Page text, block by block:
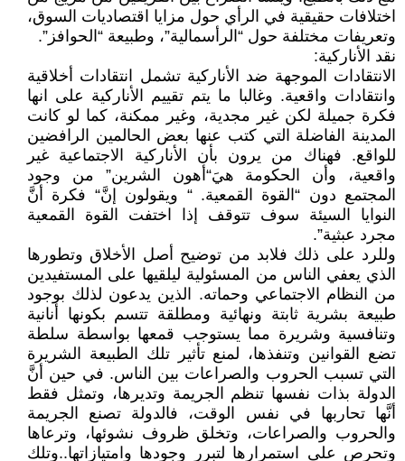
اختلافات حقيقية في الرأي حول مزايا اقتصاديات السوق،
وتعريفات مختلفة حول “الرأسمالية”، وطبيعة “الحوافز”.
نقد الأناركية:
الانتقادات الموجهة ضد الأناركية تشمل انتقادات أخلاقية
وانتقادات واقعية. وغالبا ما يتم تقييم الأناركية على انها
فكرة جميلة لكن غير مجدية، وغير ممكنة، كما لو كانت
المدينة الفاضلة التي كتب عنها بعض الحالمين الرافضين
للواقع. فهناك من يرون بأن الأناركية الاجتماعية غير
واقعية، وأن الحكومة هيَ“أهون الشرين” من وجود
المجتمع دون “القوة القمعية. “ ويقولون إنَّ“ فكرة أنَّ
النوايا السيئة سوف تتوقف إذا اختفت القوة القمعية
مجرد عبثية”.
وللرد على ذلك فلابد من توضيح أصل الأخلاق وتطورها
الذي يعفي الناس من المسئولية ليلقيها على المستفيدين
من النظام الاجتماعي وحماته. الذين يدعون لذلك بوجود
طبيعة بشرية ثابتة ونهائية ومطلقة تتسم بكونها أنانية
وتنافسية وشريرة مما يستوجب قمعها بواسطة سلطة
تضع القوانين وتنفذها، لمنع تأثير تلك الطبيعة الشريرة
التي تسبب الحروب والصراعات بين الناس. في حين أنَّ
الدولة بذات نفسها تنظم الجريمة وتديرها، وتمثل فقط
أنَّها تحاربها في نفس الوقت، فالدولة تصنع الجريمة
والحروب والصراعات، وتخلق ظروف نشوئها، وترعاها
وتحرص على استمرارها لتبرر وجودها وامتيازاتها..وتلك